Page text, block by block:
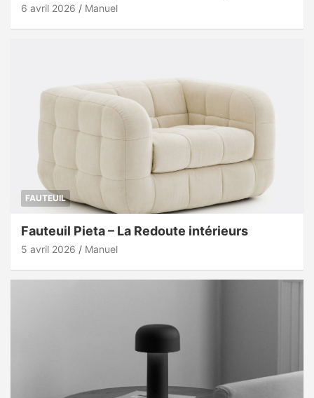
6 avril 2026 Manuel
FAUTEUIL
Fauteuil Pieta – La Redoute intérieurs
5 avril 2026 Manuel